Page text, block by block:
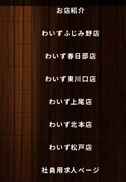
お店紹介
わいずふじみ野店
わいず春日部店
わいず東川口店
わいず上尾店
わいず北本店
わいず松戸店
社員用求人ページ